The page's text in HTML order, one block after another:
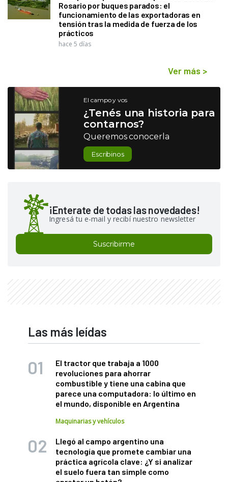
Rosario por buques parados: el
funcionamiento de las exportadoras en
tensión tras la medida de fuerza de los
prácticos
hace 5 días
Ver más >
El campo y vos
¿Tenés una historia para
contarnos?
Queremos conocerla
Escribinos
¡Enterate de todas las novedades!
Ingresá tu e-mail y recibí nuestro newsletter
Suscribirme
Las más leídas
El tractor que trabaja a 1000
revoluciones para ahorrar
combustible y tiene una cabina que
parece una computadora: lo último en
el mundo, disponible en Argentina
Maquinarias y vehículos
Llegó al campo argentino una
tecnología que promete cambiar una
práctica agrícola clave: ¿Y si analizar
el suelo fuera tan simple como